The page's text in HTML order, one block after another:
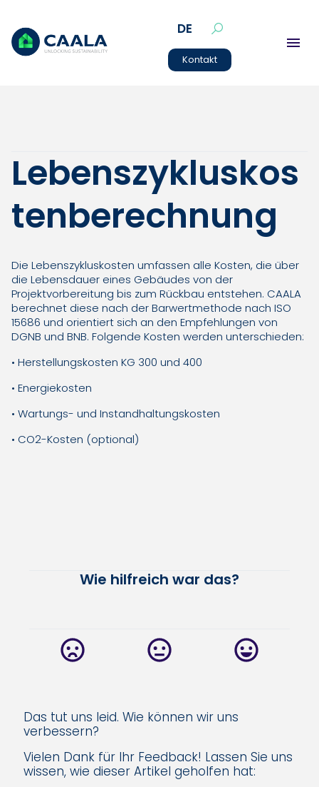
DE
Kontakt
Lebenszykluskos
tenberechnung
Die Lebenszykluskosten umfassen alle Kosten, die über
die Lebensdauer eines Gebäudes von der
Projektvorbereitung bis zum Rückbau entstehen. CAALA
berechnet diese nach der Barwertmethode nach ISO
15686 und orientiert sich an den Empfehlungen von
DGNB und BNB. Folgende Kosten werden unterschieden:
• Herstellungskosten KG 300 und 400
• Energiekosten
• Wartungs- und Instandhaltungskosten
• CO2-Kosten (optional)
Wie hilfreich war das?
Das tut uns leid. Wie können wir uns
verbessern?
Vielen Dank für Ihr Feedback! Lassen Sie uns
wissen, wie dieser Artikel geholfen hat: